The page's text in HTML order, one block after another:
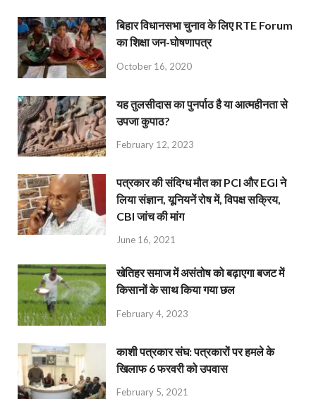
बिहार विधानसभा चुनाव के लिए RTE Forum
का शिक्षा जन-घोषणापत्र
October 16, 2020
यह तुलसीदास का पुनर्पाठ है या आत्महीनता से
उपजा कुपाठ?
February 12, 2023
पत्रकार की संदिग्ध मौत का PCI और EGI ने
लिया संज्ञान, यूनियनें रोष में, विपक्ष सक्रिय,
CBI जांच की मांग
June 16, 2021
खेतिहर समाज में असंतोष को बढ़ाएगा बजट में
किसानों के साथ किया गया छल
February 4, 2023
काशी पत्रकार संघ: पत्रकारों पर हमले के
खिलाफ 6 फरवरी को उपवास
February 5, 2021